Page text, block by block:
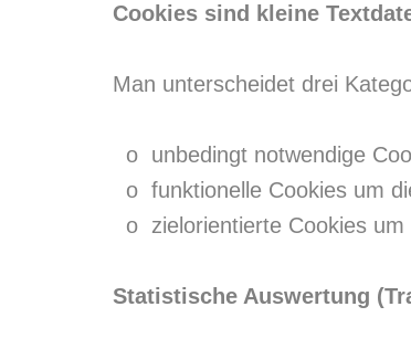
Cookies sind kleine
Man unterscheidet drei
o unbedingt notwendige
o funktionelle Cookies um
o zielorientierte Cookies um
Statistische Auswertung